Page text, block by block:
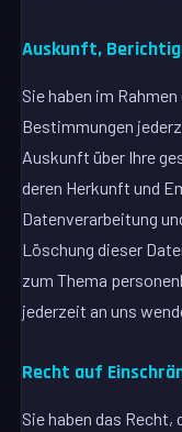
Auskunft,
Sie haben im
Bestimmungen
Auskunft über Ihre
deren Herkunft und
Datenverarbeitung
Löschung dieser
zum Thema
jederzeit an uns
Recht auf
Sie haben das Recht,